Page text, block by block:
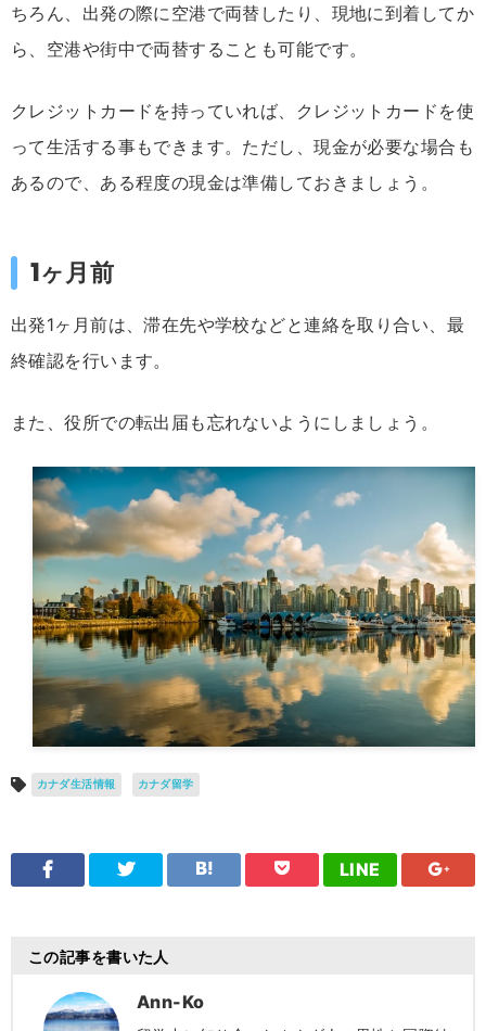
ちろん、出発の際に空港で両替したり、現地に到着してか
ら、空港や街中で両替することも可能です。
クレジットカードを持っていれば、クレジットカードを使
って生活する事もできます。ただし、現金が必要な場合も
あるので、ある程度の現金は準備しておきましょう。
1ヶ月前
出発1ヶ月前は、滞在先や学校などと連絡を取り合い、最
終確認を行います。
また、役所での転出届も忘れないようにしましょう。
カナダ生活情報 カナダ留学
LINE
この記事を書いた人
Ann-Ko